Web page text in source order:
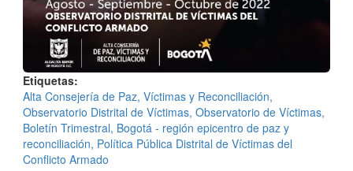
Etiquetas
Alta Consejería de Paz, Víctimas y Reconciliación,
Observatorio Distrital de Víctimas, Observatorio de Víctimas,
Boletín Trimestral, Bogotá - región epicentro de paz y
reconciliación, Política Pública Distrital de Víctimas del
Conflicto Armado